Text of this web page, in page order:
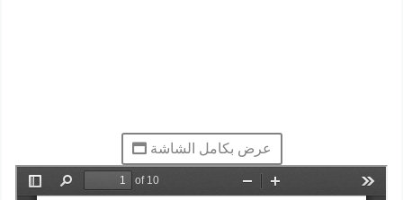
عرض بكامل الشاشة